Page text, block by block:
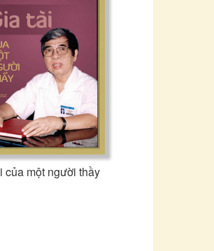
của một người thầy